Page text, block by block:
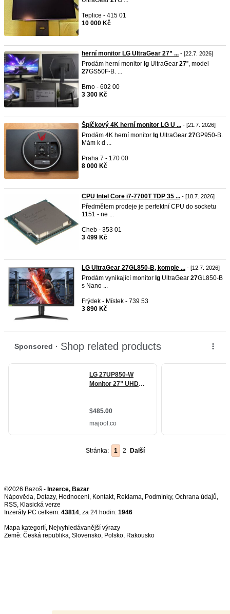
Teplice - 415 01
10 000 Kč
herní monitor LG UltraGear 27” ... - [22.7. 2026]
Prodám herní monitor lg UltraGear 27”, model
27GS50F-B. ...
Brno - 602 00
3 300 Kč
Špičkový 4K herní monitor LG U ... - [21.7. 2026]
Prodám 4K herní monitor lg UltraGear 27GP950-B.
Mám k d ...
Praha 7 - 170 00
8 000 Kč
CPU Intel Core i7-7700T TDP 35 ... - [18.7. 2026]
Předmětem prodeje je perfektní CPU do socketu
1151 - ne ...
Cheb - 353 01
3 499 Kč
LG UltraGear 27GL850-B, komple ... - [12.7. 2026]
Prodám vynikající monitor lg UltraGear 27GL850-B
s Nano ...
Frýdek - Místek - 739 53
3 890 Kč
Stránka: 1 2 Další
©2026 Bazoš - Inzerce, Bazar
Nápověda, Dotazy, Hodnocení, Kontakt, Reklama, Podmínky, Ochrana údajů,
RSS,
Inzeráty PC celkem: 43814, za 24 hodin: 1946
Mapa kategorií, Nejvyhledávanější výrazy
Země: Česká republika, Slovensko, Polsko, Rakousko